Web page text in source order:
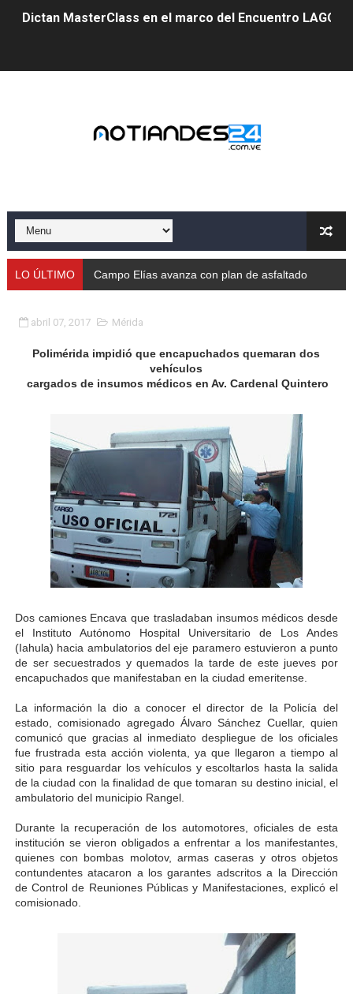
Dictan MasterClass en el marco del Encuentro LAGO
Gobernador Arnaldo Sánchez apadrina a más de 993
Mérida fortalece su reserva deportiva de cara a
Gobernación de Mérida instalará mesa de trabajo con
Gobierno bolivariano avanza en la transformación del
Hospital universitario muestra sus avances en visita
Instituto Nacional de Nutrición celebra Semana
Gobernación de Mérida fortalece el desarrollo
Corposalud inició talleres para aspirantes al curso de
Fortalecen formación académica de médicos en
Fortaleciendo la economía comunal en El Vigía con
Campo Elías consolida plan de bacheo en el sector La
El Lactario del Iahula celebra la Semana Mundial de la
Plan Vacacional "Venezuela Ríe 2026" brinda
Iniciación al yoga reúne a diversos clubes deportivos
Mincomunas impulsa el autogobierno en Mérida con
Expertos inspeccionan espacios del OAN para la
LO ÚLTIMO Campo Elías avanza con plan de asfaltado
abril 07, 2017 Mérida
Polimérida impidió que encapuchados quemaran dos
vehículos
cargados de insumos médicos en Av. Cardenal Quintero
Dos camiones Encava que trasladaban insumos médicos desde
el Instituto Autónomo Hospital Universitario de Los Andes
(Iahula) hacia ambulatorios del eje paramero estuvieron a punto
de ser secuestrados y quemados la tarde de este jueves por
encapuchados que manifestaban en la ciudad emeritense.
La información la dio a conocer el director de la Policía del
estado, comisionado agregado Álvaro Sánchez Cuellar, quien
comunicó que gracias al inmediato despliegue de los oficiales
fue frustrada esta acción violenta, ya que llegaron a tiempo al
sitio para resguardar los vehículos y escoltarlos hasta la salida
de la ciudad con la finalidad de que tomaran su destino inicial, el
ambulatorio del municipio Rangel.
Durante la recuperación de los automotores, oficiales de esta
institución se vieron obligados a enfrentar a los manifestantes,
quienes con bombas molotov, armas caseras y otros objetos
contundentes atacaron a los garantes adscritos a la Dirección
de Control de Reuniones Públicas y Manifestaciones, explicó el
comisionado.